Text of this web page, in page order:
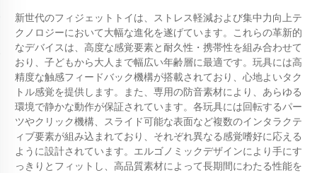
新世代のフィジェットトイは、ストレス軽減および集中力向上テ
クノロジーにおいて大幅な進化を遂げています。これらの革新的
なデバイスは、高度な感覚要素と耐久性・携帯性を組み合わせて
おり、子どもから大人まで幅広い年齢層に最適です。玩具には高
精度な触感フィードバック機構が搭載されており、心地よいタク
トル感覚を提供します。また、専用の防音素材により、あらゆる
環境で静かな動作が保証されています。各玩具には回転するパー
ツやクリック機構、スライド可能な表面など複数のインタラクテ
ィブ要素が組み込まれており、それぞれ異なる感覚嗜好に応える
ように設計されています。エルゴノミックデザインにより手にす
っきりとフィットし、高品質素材によって長期間にわたる性能を